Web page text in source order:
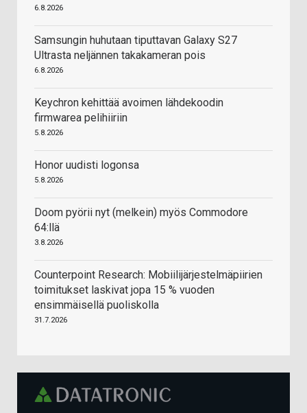
6.8.2026
Samsungin huhutaan tiputtavan Galaxy S27
Ultrasta neljännen takakameran pois
6.8.2026
Keychron kehittää avoimen lähdekoodin
firmwarea pelihiiriin
5.8.2026
Honor uudisti logonsa
5.8.2026
Doom pyörii nyt (melkein) myös Commodore
64:llä
3.8.2026
Counterpoint Research: Mobiilijärjestelmäpiirien
toimitukset laskivat jopa 15 % vuoden
ensimmäisellä puoliskolla
31.7.2026